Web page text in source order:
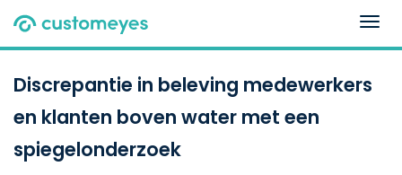
Discrepantie in beleving medewerkers
en klanten boven water met een
spiegelonderzoek